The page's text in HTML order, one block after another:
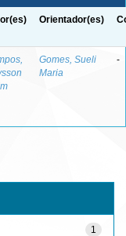
Orientador(es)
Gomes, Sueli
Maria
-
1